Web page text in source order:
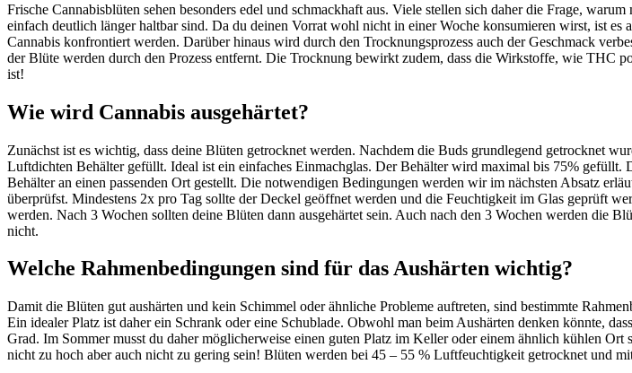
Frische Cannabisblüten sehen besonders edel und schmackhaft aus. Viele stellen sich daher die Frage,
einfach deutlich länger haltbar sind. Da du deinen Vorrat wohl nicht in einer Woche konsumieren wirst, ist
Cannabis konfrontiert werden. Darüber hinaus wird durch den Trocknungsprozess auch der Geschmack
der Blüte werden durch den Prozess entfernt. Die Trocknung bewirkt zudem, dass die Wirkstoffe, wie THC
ist!
Wie wird Cannabis ausgehärtet?
Zunächst ist es wichtig, dass deine Blüten getrocknet werden. Nachdem die Buds grundlegend getrocknet
Luftdichten Behälter gefüllt. Ideal ist ein einfaches Einmachglas. Der Behälter wird maximal bis 75%
Behälter an einen passenden Ort gestellt. Die notwendigen Bedingungen werden wir im nächsten Absatz
überprüfst. Mindestens 2x pro Tag sollte der Deckel geöffnet werden und die Feuchtigkeit im Glas geprüft
werden. Nach 3 Wochen sollten deine Blüten dann ausgehärtet sein. Auch nach den 3 Wochen werden die
nicht.
Welche Rahmenbedingungen sind für das Aushärten wichtig?
Damit die Blüten gut aushärten und kein Schimmel oder ähnliche Probleme auftreten, sind bestimmte
Ein idealer Platz ist daher ein Schrank oder eine Schublade. Obwohl man beim Aushärten denken könnte,
Grad. Im Sommer musst du daher möglicherweise einen guten Platz im Keller oder einem ähnlich kühlen
nicht zu hoch aber auch nicht zu gering sein! Blüten werden bei 45 – 55 % Luftfeuchtigkeit getrocknet und